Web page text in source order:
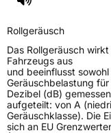
Rollgeräusch
Das Rollgeräusch
Fahrzeugs aus
und beeinflusst
Geräuschbelastung
Dezibel (dB)
aufgeteilt: von A
Geräuschklasse). Die
sich an EU